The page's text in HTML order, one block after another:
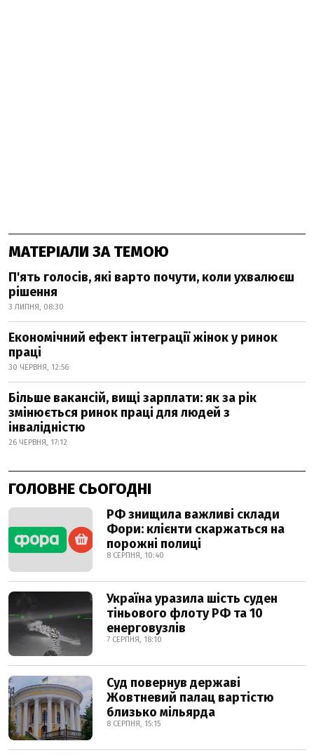
МАТЕРІАЛИ ЗА ТЕМОЮ
П'ять голосів, які варто почути, коли ухвалюєш
рішення
3 ЛИПНЯ, 08:30
Економічний ефект інтеграції жінок у ринок
праці
30 ЧЕРВНЯ, 12:56
Більше вакансій, вищі зарплати: як за рік
змінюється ринок праці для людей з
інвалідністю
26 ЧЕРВНЯ, 17:12
ГОЛОВНЕ СЬОГОДНІ
РФ знищила важливі склади
Фори: клієнти скаржаться на
порожні полиці
8 СЕРПНЯ, 10:40
Україна уразила шість суден
тіньового флоту РФ та 10
енерговузлів
7 СЕРПНЯ, 18:10
Суд повернув державі
Жовтневий палац вартістю
близько мільярда
8 СЕРПНЯ, 15:15